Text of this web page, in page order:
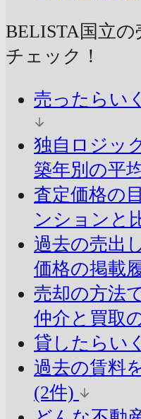
BELISTA国立の
チェック！
売ったらい
独自ロジッ
築年別の平
査定価格の
ンションと
過去の売出
価格の掲載
売却の方法
仲介と買取
貸したらい
過去の賃料
(2件)